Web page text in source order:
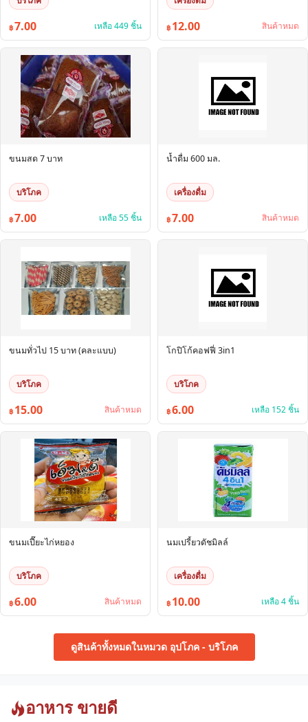
฿7.00 เหลือ 449 ชิ้น ฿ 12.00 สินค้าหมด
ขนมสด 7 บาท
บริโภค
฿7.00 เหลือ 55 ชิ้น
น้ำดื่ม 600 มล.
เครื่องดื่ม
฿7.00 สินค้าหมด
ขนมทั่วไป 15 บาท (คละแบบ)
บริโภค
฿ 15.00 สินค้าหมด
โกปิโก้คอฟฟี่ 3in1
บริโภค
฿6.00 เหลือ 152 ชิ้น
ขนมเปี๊ยะไก่หยอง
บริโภค
฿6.00 สินค้าหมด
นมเปรี้ยวดัชมิลล์
เครื่องดื่ม
฿ 10.00 เหลือ 4 ชิ้น
ดูสินค้าทั้งหมดในหมวด อุปโภค - บริโภค
อาหาร ขายดี